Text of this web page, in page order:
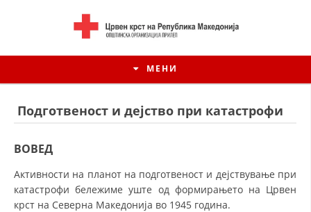
МЕНИ
Подготвеност и дејство при катастрофи
ВОВЕД
Активности на планот на подготвеност и дејствување при
катастрофи бележиме уште од формирањето на Црвен
крст на Северна Македонија во 1945 година.